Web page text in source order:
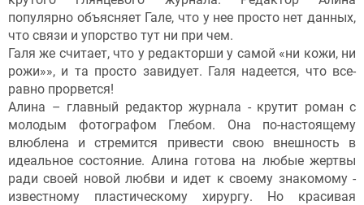
популярно объясняет Гале, что у нее просто нет данных,
что связи и упорство тут ни при чем.
Галя же считает, что у редакторши у самой «ни кожи, ни
рожи»», и та просто завидует. Галя надеется, что все-
равно прорвется!
Алина – главный редактор журнала - крутит роман с
молодым фотографом Глебом. Она по-настоящему
влюблена и стремится привести свою внешность в
идеальное состояние. Алина готова на любые жертвы
ради своей новой любви и идет к своему знакомому -
известному пластическому хирургу. Но красивая